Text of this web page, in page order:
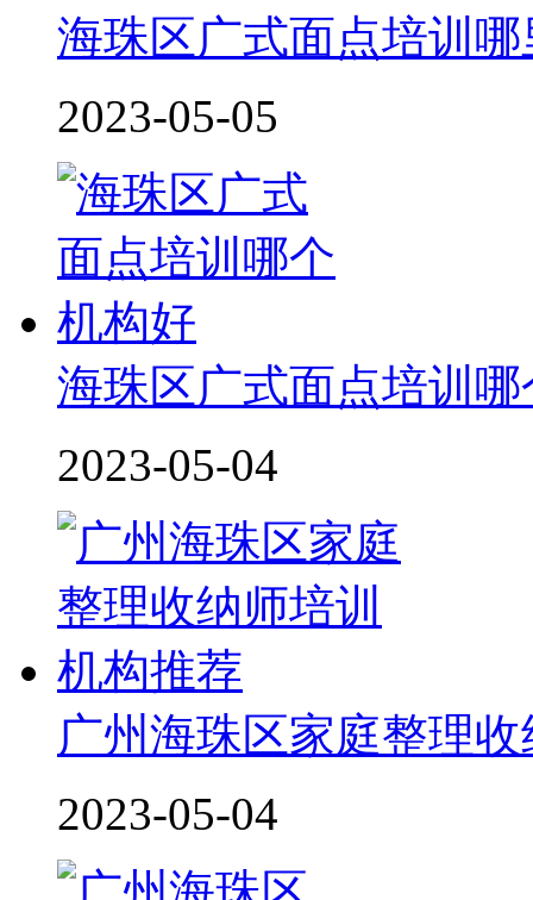
海珠区广式面点培训哪
2023-05-05
海珠区广式面点培训
2023-05-04
广州海珠区家庭整理
2023-05-04